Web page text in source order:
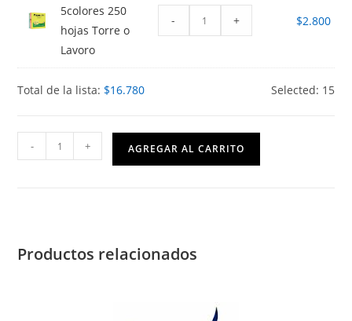
5colores 250
hojas Torre o
Lavoro
- + $2.800
Total de la lista: $16.780 Selected: 15
Básico
Huechuraba
- + AGREGAR AL CARRITO
Productos relacionados